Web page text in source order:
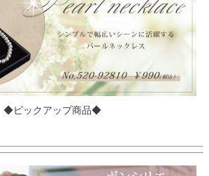
◆ピックアップ商品◆